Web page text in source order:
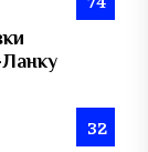
32